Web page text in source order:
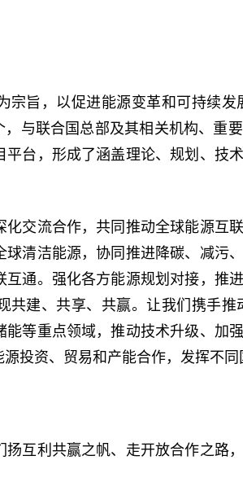
宗旨，以促进能源变革和可持续
与联合国总部及其相关机构、重
台，形成了涵盖理论、规划、
交流合作，共同推动全球能源
清洁能源，协同推进降碳、减
通。强化各方能源规划对接，
共建、共享、共赢。让我们携手
等重点领域，推动技术升级、
投资、贸易和产能合作，发挥不
互利共赢之帆、走开放合作之